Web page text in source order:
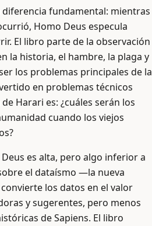
diferencia fundamental: mientras
Homo Deus especula
El libro parte de la observación
la historia, el hambre, la plaga y
los problemas principales de la
en problemas técnicos
Harari es: ¿cuáles serán los
cuando los viejos
es alta, pero algo inferior a
el dataísmo —la nueva
los datos en el valor
y sugerentes, pero menos
de Sapiens. El libro